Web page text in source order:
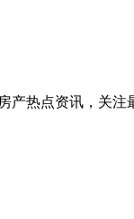
产热点资讯，关